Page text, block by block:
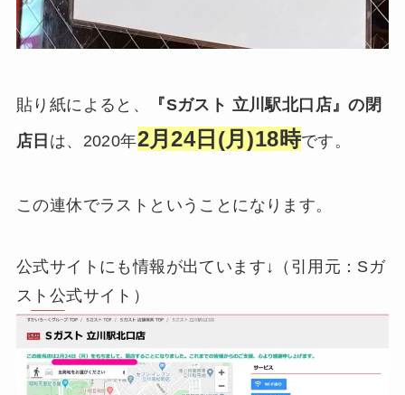
貼り紙によると、
『Sガスト 立川駅北口店』の閉
店日 は、2020年2月24日(月)18時です。
この連休でラストということになります。
公式サイトにも情報が出ています↓（引用元：Sガ
スト公式サイト）